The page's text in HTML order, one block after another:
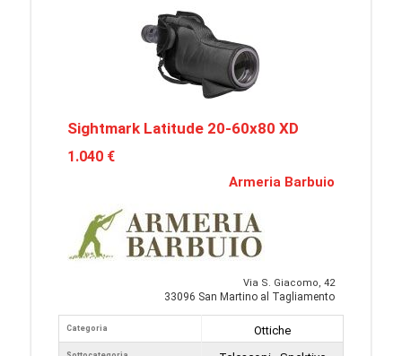
Sightmark Latitude 20-60x80 XD
1.040 €
Armeria Barbuio
Via S. Giacomo, 42
33096 San Martino al Tagliamento
Categoria
Ottiche